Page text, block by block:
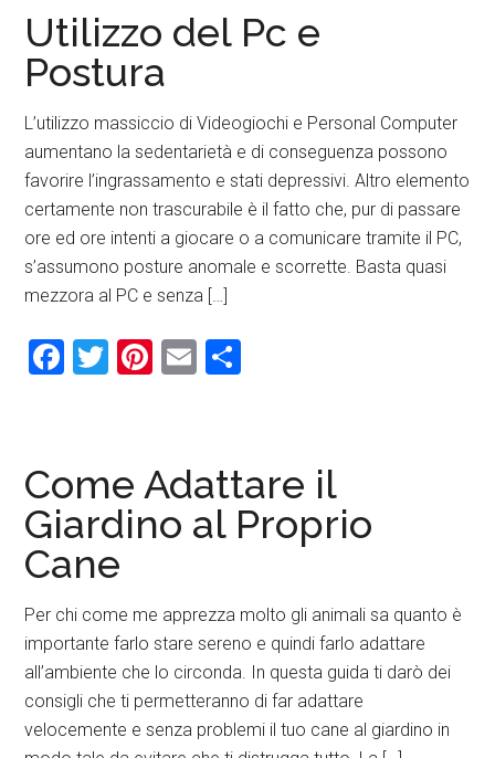
Utilizzo del Pc e
Postura
L’utilizzo massiccio di Videogiochi e Personal Computer
aumentano la sedentarietà e di conseguenza possono
favorire l’ingrassamento e stati depressivi. Altro elemento
certamente non trascurabile è il fatto che, pur di passare
ore ed ore intenti a giocare o a comunicare tramite il PC,
s’assumono posture anomale e scorrette. Basta quasi
mezzora al PC e senza […]
Facebook
Twitter
Pinterest
Email
Come Adattare il
Giardino al Proprio
Cane
Per chi come me apprezza molto gli animali sa quanto è
importante farlo stare sereno e quindi farlo adattare
all’ambiente che lo circonda. In questa guida ti darò dei
consigli che ti permetteranno di far adattare
velocemente e senza problemi il tuo cane al giardino in